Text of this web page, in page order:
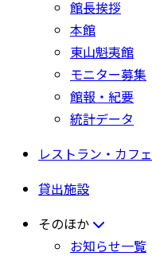
館長挨拶
本館
東山魁夷館
モニター募集
館報・紀要
統計データ
レストラン・カフェ
貸出施設
そのほか
お知らせ一覧